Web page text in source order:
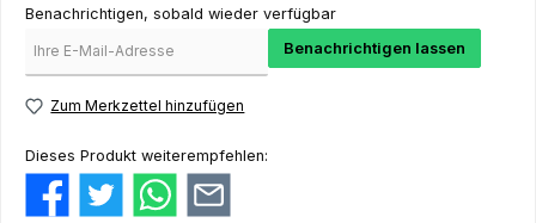
Benachrichtigen, sobald wieder verfügbar
Benachrichtigen lassen
Zum Merkzettel hinzufügen
Dieses Produkt weiterempfehlen: